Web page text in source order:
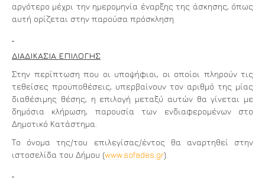
αργότερο μέχρι την ημερομηνία έναρξης της άσκησης, όπως
αυτή ορίζεται στην παρούσα πρόσκληση
ΔΙΑΔΙΚΑΣΙΑ ΕΠΙΛΟΓΗΣ
Στην περίπτωση που οι υποψήφιοι, οι οποίοι πληρούν τις
τεθείσες προϋποθέσεις, υπερβαίνουν τον αριθμό της μίας
διαθέσιμης θέσης, η επιλογή μεταξύ αυτών θα γίνεται με
δημόσια κλήρωση, παρουσία των ενδιαφερομένων στο
Δημοτικό Κατάστημα.
Το όνομα της/του επιλεγίσας/έντος θα αναρτηθεί στην
ιστοσελίδα του Δήμου (www.sofades.gr).